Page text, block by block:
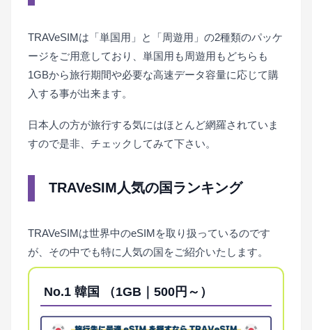
TRAVeSIMは「単国用」と「周遊用」の2種類のパッケ
ージをご用意しており、単国用も周遊用もどちらも
1GBから旅行期間や必要な高速データ容量に応じて購
入する事が出来ます。
日本人の方が旅行する気にはほとんど網羅されていま
すので是非、チェックしてみて下さい。
TRAVeSIM人気の国ランキング
TRAVeSIMは世界中のeSIMを取り扱っているのです
が、その中でも特に人気の国をご紹介いたします。
No.1 韓国 （1GB｜500円～）